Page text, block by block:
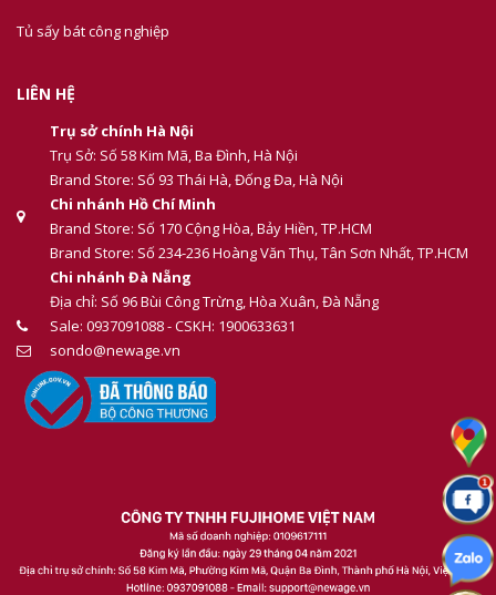
Tủ sấy bát công nghiệp
LIÊN HỆ
Trụ sở chính Hà Nội
Trụ Sở: Số 58 Kim Mã, Ba Đình, Hà Nội
Brand Store: Số 93 Thái Hà, Đống Đa, Hà Nội
Chi nhánh Hồ Chí Minh
Brand Store: Số 170 Cộng Hòa, Bảy Hiền, TP.HCM
Brand Store: Số 234-236 Hoàng Văn Thụ, Tân Sơn Nhất, TP.HCM
Chi nhánh Đà Nẵng
Địa chỉ: Số 96 Bùi Công Trừng, Hòa Xuân, Đà Nẵng
Sale: 0937091088 - CSKH: 1900633631
sondo@newage.vn